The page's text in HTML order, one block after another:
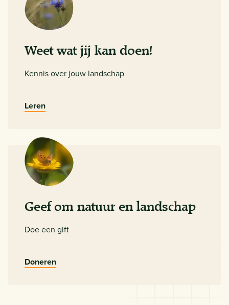
Weet wat jij kan doen!
Kennis over jouw landschap
Leren
Geef om natuur en landschap
Doe een gift
Doneren